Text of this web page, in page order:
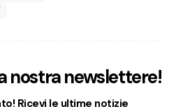
nostra newslettere!
Ricevi le ultime notizie